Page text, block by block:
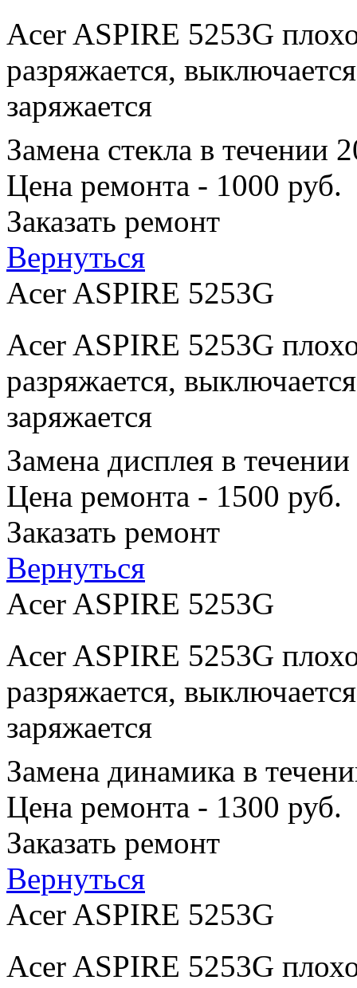
Acer ASPIRE 5253G
разряжается,
заряжается
Замена стекла в течении
Цена ремонта - 1000 руб.
Заказать ремонт
Вернуться
Acer ASPIRE 5253G
Acer ASPIRE 5253G
разряжается,
заряжается
Замена дисплея в
Цена ремонта - 1500 руб.
Заказать ремонт
Вернуться
Acer ASPIRE 5253G
Acer ASPIRE 5253G
разряжается,
заряжается
Замена динамика в
Цена ремонта - 1300 руб.
Заказать ремонт
Вернуться
Acer ASPIRE 5253G
Acer ASPIRE 5253G